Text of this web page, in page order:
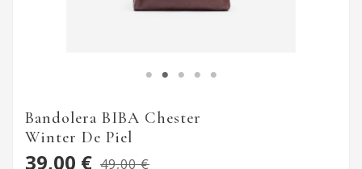
Bandolera BIBA Chester
Winter De Piel
39,00 € 49,00 €